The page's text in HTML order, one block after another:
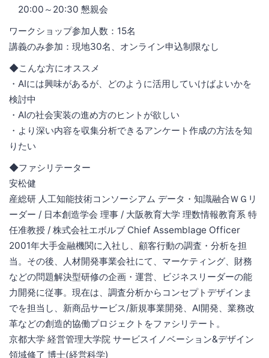
20:00～20:30 懇親会
ワークショップ参加人数：15名
講義のみ参加：現地30名、オンライン申込制限なし
◆こんな方にオススメ
・AIには興味があるが、どのように活用していけばよいかを
検討中
・AIの社会実装の進め方のヒントが欲しい
・より深い内容を収集分析できるアンケート作成の方法を知
りたい
◆ファシリテーター
安松健
産総研 人工知能技術コンソーシアム データ・知識融合ＷＧリ
ーダー / 日本創造学会 理事 / 大阪教育大学 理数情報教育系 特
任准教授 / 株式会社エボルブ Chief Assemblage Officer
2001年大手金融機関に入社し、顧客行動の調査・分析を担
当。その後、人材開発事業会社にて、マーケティング、財務
などの問題解決型研修の企画・運営、ビジネスリーダーの能
力開発に従事。現在は、調査分析からコンセプトデザインま
でを担当し、新商品サービス/新規事業開発、AI開発、業務改
革などの創造的協働プロジェクトをファシリテート。
京都大学 経営管理大学院 サービスイノベーション&デザイン
領域修了 博士(経営科学)